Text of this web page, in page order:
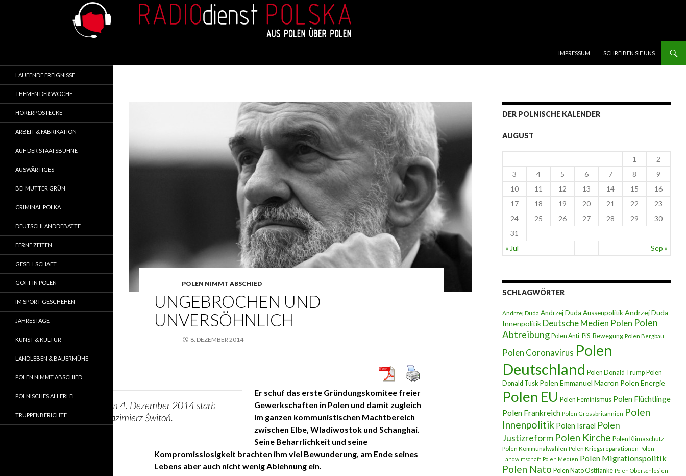
IMPRESSUM
SCHREIBEN SIE UNS
POLEN NIMMT ABSCHIED
UNGEBROCHEN UND
UNVERSÖHNLICH
8. DEZEMBER 2014
Am 4. Dezember 2014 starb
Kazimierz Świtoń.
Er schuf das erste Gründungskomitee freier
Gewerkschaften in Polen und damit zugleich
im ganzen kommunistischen Machtbereich
zwischen Elbe, Wladiwostok und Schanghai.
Seine Beharrlichkeit und seine
Kompromisslosigkeit brachten ihm viel Bewunderung, am Ende seines
Lebens aber auch nicht wenig Ablehnung ein.
DER POLNISCHE KALENDER
AUGUST
« Jul Sep »
1
2
3
4 5 6 7 8
9
10
11 12 13 14 15
16
17
18 19 20 21 22
23
24
25 26 27 28 29
30
31
SCHLAGWÖRTER
Andrzej Duda Andrzej Duda Aussenpolitik Andrzej Duda
Innenpolitik Deutsche Medien Polen Polen
Abtreibung Polen Anti-PiS-Bewegung Polen Bergbau
Polen Coronavirus Polen
Deutschland Polen Donald Trump Polen
Donald Tusk Polen Emmanuel Macron Polen Energie
Polen EU Polen Feminismus Polen Flüchtlinge
Polen Frankreich Polen Grossbritannien Polen
Innenpolitik Polen Israel Polen
Justizreform Polen Kirche Polen Klimaschutz
Polen Kommunalwahlen Polen Kriegsreparationen Polen
Landwirtschaft Polen Medien Polen Migrationspolitik
Polen Nato Polen Nato Ostflanke Polen Oberschlesien
LAUFENDE EREIGNISSE
THEMEN DER WOCHE
HÖRERPOSTECKE
ARBEIT & FABRIKATION
AUF DER STAATSBÜHNE
AUSWÄRTIGES
BEI MUTTER GRÜN
CRIMINAL POLKA
DEUTSCHLANDDEBATTE
FERNE ZEITEN
GESELLSCHAFT
GOTT IN POLEN
IM SPORT GESCHEHEN
JAHRESTAGE
KUNST & KULTUR
LANDLEBEN & BAUERMÜHE
POLEN NIMMT ABSCHIED
POLNISCHES ALLERLEI
TRUPPENBERICHTE